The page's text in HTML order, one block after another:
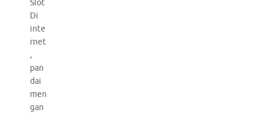
Slot
Di
inte
rnet
,
pan
dai
men
gan